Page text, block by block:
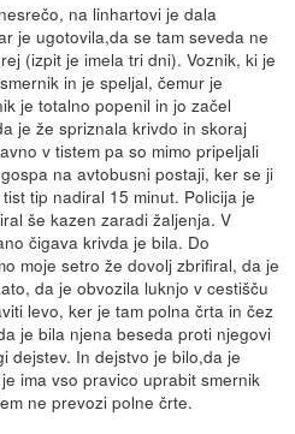
na linhartovi je dala
je ugotovila,da se tam seveda ne
(izpit je imela tri dni). Voznik, ki je
in je speljal, čemur je
je totalno popenil in jo začel
je že spriznala krivdo in skoraj
v tistem pa so mimo pripeljali
na avtobusni postaji, ker se ji
tip nadiral 15 minut. Policija je
še kazen zaradi žaljenja. V
čigava krivda je bila. Do
moje setro že dovolj zbrifiral, da je
da je obvozila luknjo v cestišču
levo, ker je tam polna črta in čez
je bila njena beseda proti njegovi
dejstev. In dejstvo je bilo,da je
ima vso pravico uprabit smernik
ne prevozi polne črte.